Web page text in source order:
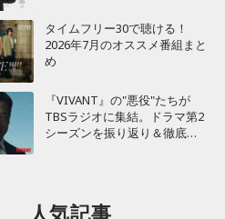
タイムフリー30で聴ける！
2026年7月のオススメ番組まと
め
『VIVANT』の"悪役"たちが
TBSラジオに集結。ドラマ第2
シーズンを振り返り＆徹底考
人気記事